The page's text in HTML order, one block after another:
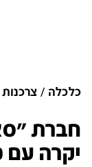
כלכלה צרכנות
חברת
יקרה עם